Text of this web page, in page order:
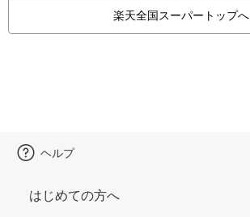
楽天全国スーパートップへ
ヘルプ
はじめての方へ